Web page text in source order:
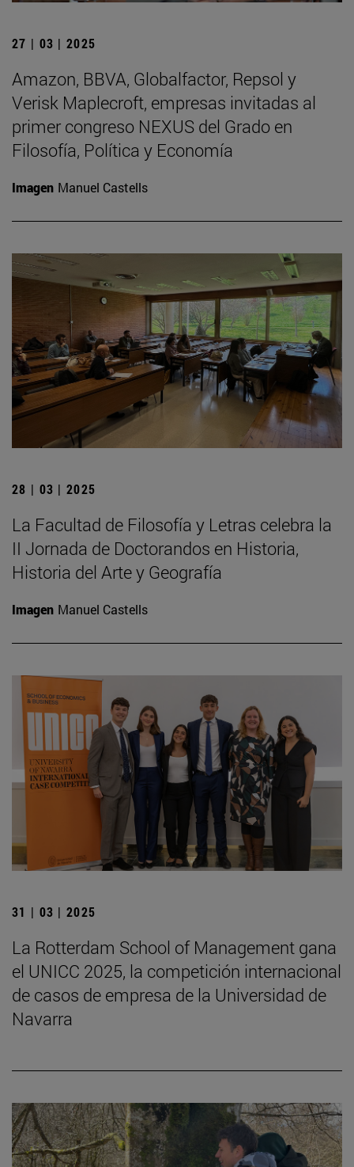
27 | 03 | 2025
Amazon, BBVA, Globalfactor, Repsol y
Verisk Maplecroft, empresas invitadas al
primer congreso NEXUS del Grado en
Filosofía, Política y Economía
Imagen Manuel Castells
28 | 03 | 2025
La Facultad de Filosofía y Letras celebra la
II Jornada de Doctorandos en Historia,
Historia del Arte y Geografía
Imagen Manuel Castells
31 | 03 | 2025
La Rotterdam School of Management gana
el UNICC 2025, la competición internacional
de casos de empresa de la Universidad de
Navarra